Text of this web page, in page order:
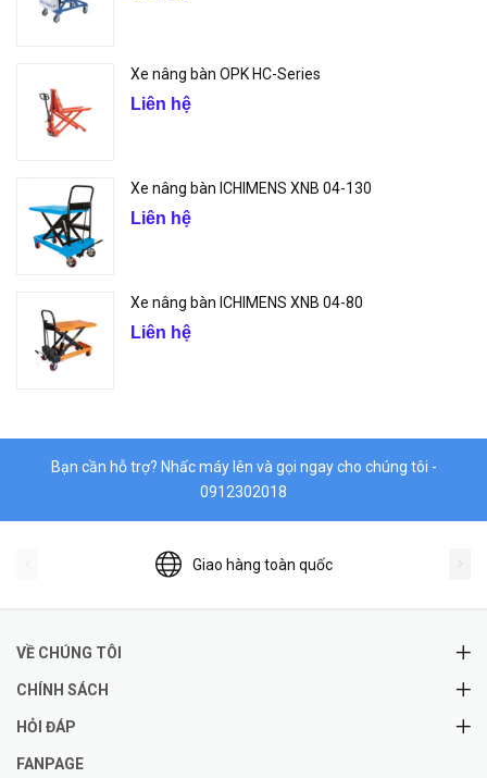
Xe nâng bàn OPK HC-Series
Liên hệ
Xe nâng bàn ICHIMENS XNB 04-130
Liên hệ
Xe nâng bàn ICHIMENS XNB 04-80
Liên hệ
Bạn cần hỗ trợ? Nhấc máy lên và gọi ngay cho chúng tôi -
0912302018
Giao hàng toàn quốc
VỀ CHÚNG TÔI
CHÍNH SÁCH
HỎI ĐÁP
FANPAGE